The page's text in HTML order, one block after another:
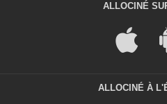
ALLOCINÉ
ALLOCINÉ À